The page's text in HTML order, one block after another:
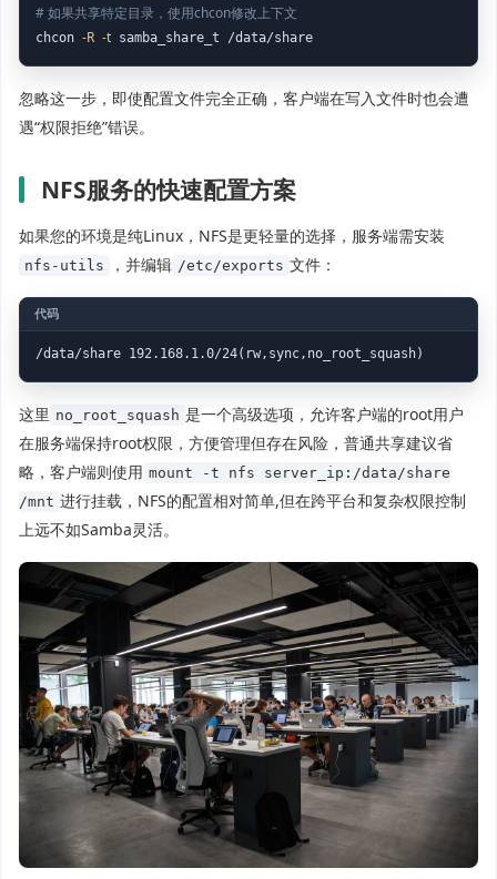
# 如果共享特定目录，使用chcon修改上下文
chcon -R -t samba_share_t /data/share
忽略这一步，即使配置文件完全正确，客户端在写入文件时也会遭
遇“权限拒绝”错误。
NFS服务的快速配置方案
如果您的环境是纯Linux，NFS是更轻量的选择，服务端需安装
nfs-utils ，并编辑 /etc/exports 文件：
/data/share 192.168.1.0/24(rw,sync,no_root_squash)
这里 no_root_squash 是一个高级选项，允许客户端的root用户
在服务端保持root权限，方便管理但存在风险，普通共享建议省
略，客户端则使用 mount -t nfs server_ip:/data/share
/mnt 进行挂载，NFS的配置相对简单,但在跨平台和复杂权限控制
上远不如Samba灵活。